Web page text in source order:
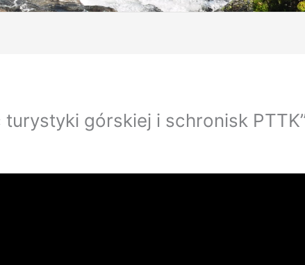
turystyki górskiej i schronisk